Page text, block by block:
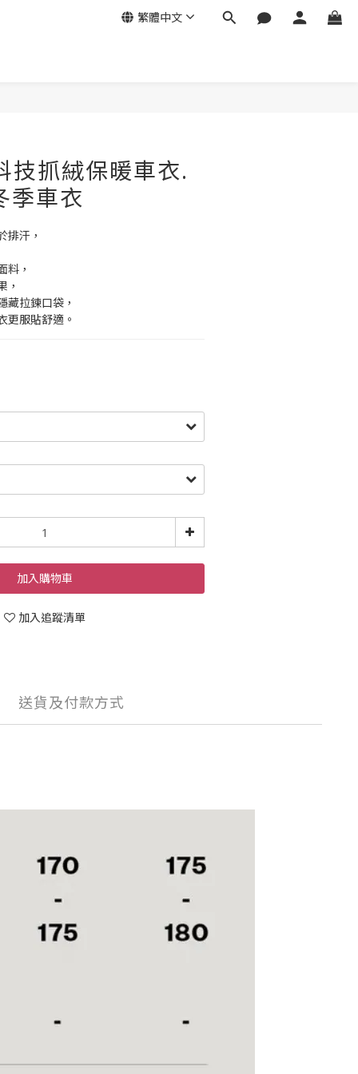
繁體中文
技抓絨保暖車衣.
季車衣
排汗，
料，
，
藏拉鍊口袋，
更服貼舒適。
加入購物車
加入追蹤清單
送貨及付款方式